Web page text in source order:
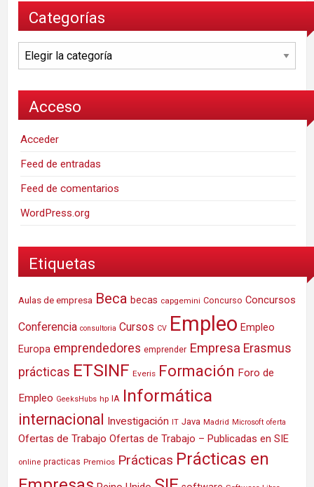
Categorías
Categorías
Acceso
Acceder
Feed de entradas
Feed de comentarios
WordPress.org
Etiquetas
Aulas de empresa Beca becas capgemini Concurso Concursos
Conferencia consultoria Cursos CV Empleo Empleo
Europa emprendedores emprender Empresa Erasmus
prácticas ETSINF Everis Formación Foro de
Empleo GeeksHubs hp IA Informática
internacional Investigación IT Java Madrid Microsoft oferta
Ofertas de Trabajo Ofertas de Trabajo – Publicadas en SIE
online practicas Premios Prácticas Prácticas en